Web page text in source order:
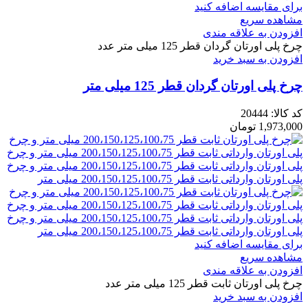
برای مقایسه اضافه کنید
مشاهده سریع
افزودن به علاقه مندی
چرخ پلی اورتان گردان قطر 125 میلی متر عدد
افزودن به سبد خرید
چرخ پلی اورتان گردان قطر 125 میلی متر
کد کالا: 20444
1,973,000 تومان
برای مقایسه اضافه کنید
مشاهده سریع
افزودن به علاقه مندی
چرخ پلی اورتان ثابت قطر 125 میلی متر عدد
افزودن به سبد خرید